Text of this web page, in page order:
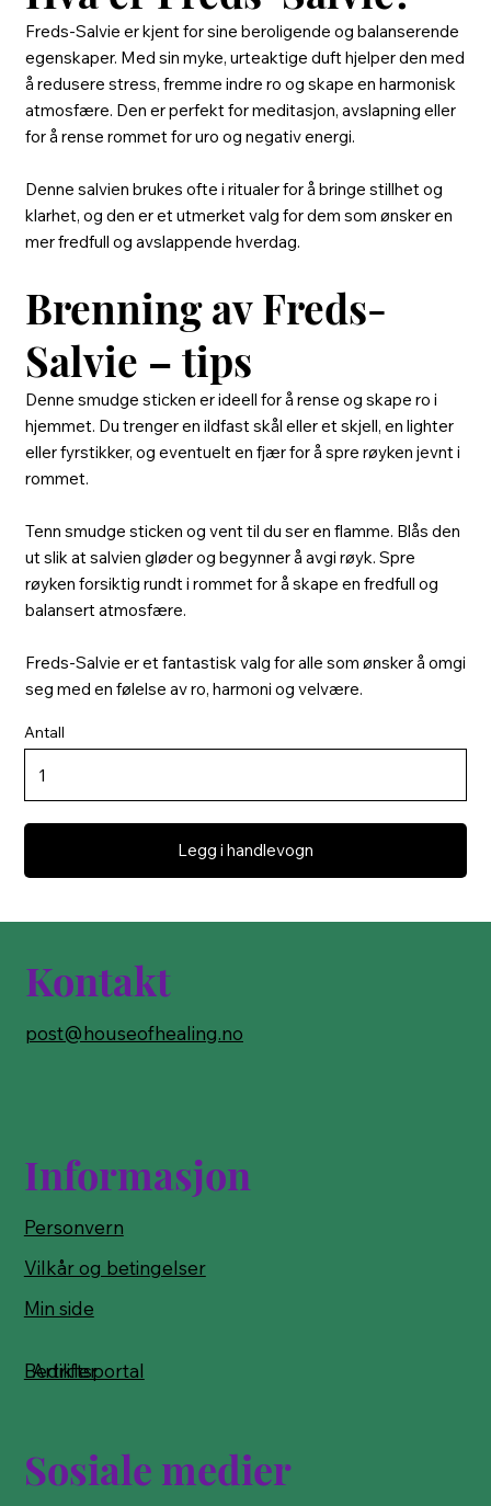
Freds-Salvie er kjent for sine beroligende og balanserende
egenskaper. Med sin myke, urteaktige duft hjelper den med
å redusere stress, fremme indre ro og skape en harmonisk
atmosfære. Den er perfekt for meditasjon, avslapning eller
for å rense rommet for uro og negativ energi.
Denne salvien brukes ofte i ritualer for å bringe stillhet og
klarhet, og den er et utmerket valg for dem som ønsker en
mer fredfull og avslappende hverdag.
Brenning av Freds-
Salvie – tips
Denne smudge sticken er ideell for å rense og skape ro i
hjemmet. Du trenger en ildfast skål eller et skjell, en lighter
eller fyrstikker, og eventuelt en fjær for å spre røyken jevnt i
rommet.
Tenn smudge sticken og vent til du ser en flamme. Blås den
ut slik at salvien gløder og begynner å avgi røyk. Spre
røyken forsiktig rundt i rommet for å skape en fredfull og
balansert atmosfære.
Freds-Salvie er et fantastisk valg for alle som ønsker å omgi
seg med en følelse av ro, harmoni og velvære.
Antall
Legg i handlevogn
Kontakt
post@houseofhealing.no
Informasjon
Personvern
Vilkår og betingelser
Min side
Bedriftsportal
Artikler
Sosiale medier